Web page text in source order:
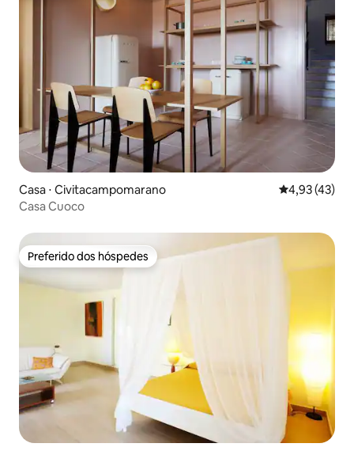
Casa ⋅ Civitacampomarano 4,93 de uma
4,93 (43)
Casa Cuoco
Preferido dos hóspedes
Preferido dos hóspedes